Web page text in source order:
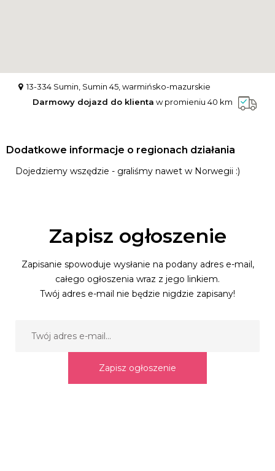
13-334 Sumin, Sumin 45, warmińsko-mazurskie
Darmowy dojazd do klienta w promieniu 40 km
Dodatkowe informacje o regionach działania
Dojedziemy wszędzie - graliśmy nawet w Norwegii :)
Zapisz ogłoszenie
Zapisanie spowoduje wysłanie na podany adres e-mail,
całego ogłoszenia wraz z jego linkiem.
Twój adres e-mail nie będzie nigdzie zapisany!
Zapisz ogłoszenie